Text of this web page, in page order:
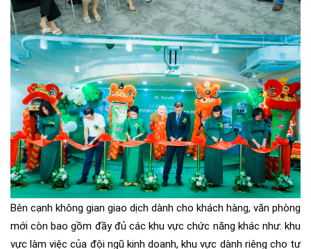
Bên cạnh không gian giao dịch dành cho khách hàng, văn phòng
mới còn bao gồm đầy đủ các khu vực chức năng khác như: khu
vực làm việc của đội ngũ kinh doanh, khu vực dành riêng cho tư